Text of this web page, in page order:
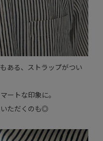
ある、ストラップがつい
ートな印象に。
ただくのも◎